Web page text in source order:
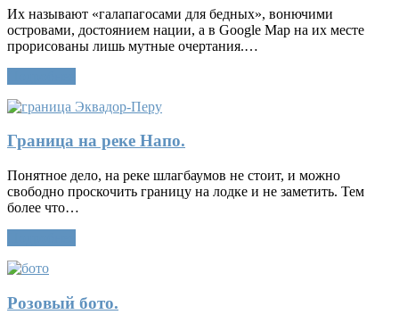
Их называют «галапагосами для бедных», вонючими
островами, достоянием нации, а в Google Map на их месте
прорисованы лишь мутные очертания.…
Граница на реке Напо.
Понятное дело, на реке шлагбаумов не стоит, и можно
свободно проскочить границу на лодке и не заметить. Тем
более что…
Розовый бото.